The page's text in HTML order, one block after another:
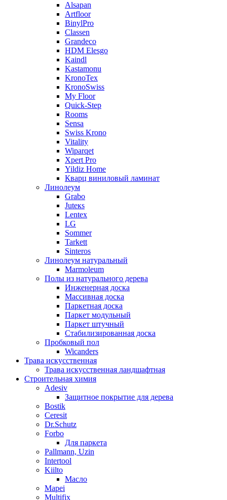
Alsapan
Artfloor
BinylPro
Classen
Grandeco
HDM Elesgo
Kaindl
Kastamonu
KronoTex
KronoSwiss
My Floor
Quick-Step
Rooms
Sensa
Swiss Krono
Vitality
Wiparqet
Xpert Pro
Yildiz Home
Кварц виниловый ламинат
Линолеум
Grabo
Juteкs
Lentex
LG
Sommer
Tarkett
Sinteros
Линолеум натуральный
Marmoleum
Полы из натурального дерева
Инженерная доска
Массивная доска
Паркетная доска
Паркет модульный
Паркет штучный
Стабилизированная доска
Пробковый пол
Wicanders
Трава искусственная
Трава искусственная ландшафтная
Строительная химия
Adesiv
Защитное покрытие для дерева
Bostik
Ceresit
Dr.Schutz
Forbo
Для паркета
Pallmann, Uzin
Intertool
Kiilto
Масло
Mapei
Multifix